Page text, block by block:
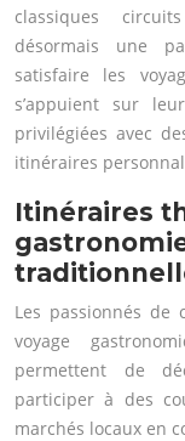
classiques
désormais une
satisfaire les
s’appuient sur
privilégiées avec
itinéraires
Itinéraires
Les passionnés de
voyage
permettent de
participer à des
marchés locaux en